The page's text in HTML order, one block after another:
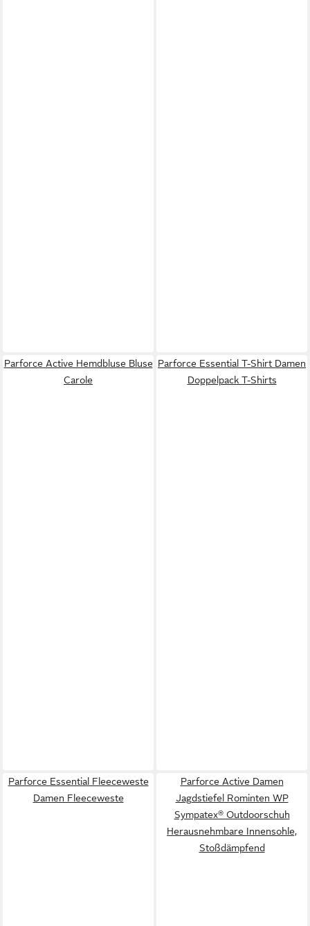
Parforce Active Hemdbluse Bluse
Carole
Parforce Essential T-Shirt Damen
Doppelpack T-Shirts
Parforce Essential Fleeceweste
Damen Fleeceweste
Parforce Active Damen
Jagdstiefel Rominten WP
Sympatex® Outdoorschuh
Herausnehmbare Innensohle,
Stoßdämpfend